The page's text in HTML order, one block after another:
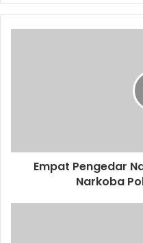
Empat Pengedar
Narkoba